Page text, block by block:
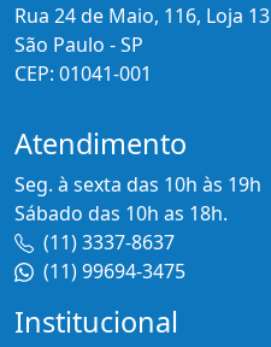
Rua 24 de Maio, 116, Loja 13
São Paulo - SP
CEP: 01041-001
Atendimento
Seg. à sexta das 10h às 19h
Sábado das 10h as 18h.
(11) 3337-8637
(11) 99694-3475
Institucional